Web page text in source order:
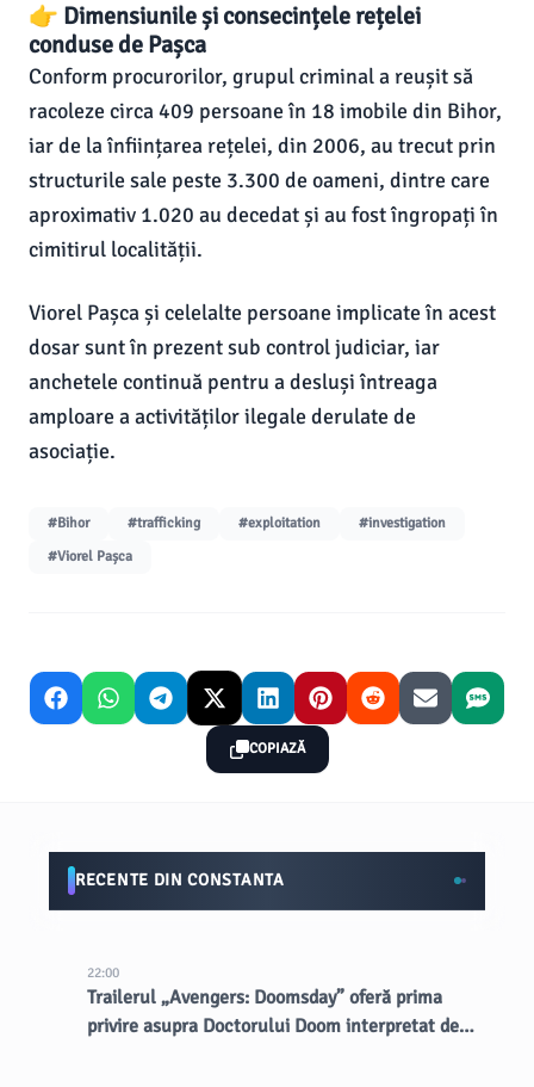
👉 Dimensiunile și consecințele rețelei
conduse de Pașca
Conform procurorilor, grupul criminal a reușit să
racoleze circa 409 persoane în 18 imobile din Bihor,
iar de la înființarea rețelei, din 2006, au trecut prin
structurile sale peste 3.300 de oameni, dintre care
aproximativ 1.020 au decedat și au fost îngropați în
cimitirul localității.
Viorel Pașca și celelalte persoane implicate în acest
dosar sunt în prezent sub control judiciar, iar
anchetele continuă pentru a desluși întreaga
amploare a activităților ilegale derulate de
asociație.
#Bihor #trafficking #exploitation
#investigation
#Viorel Pașca
COPIAZĂ
RECENTE DIN CONSTANTA
22:00
Trailerul „Avengers: Doomsday” oferă prima
privire asupra Doctorului Doom interpretat de